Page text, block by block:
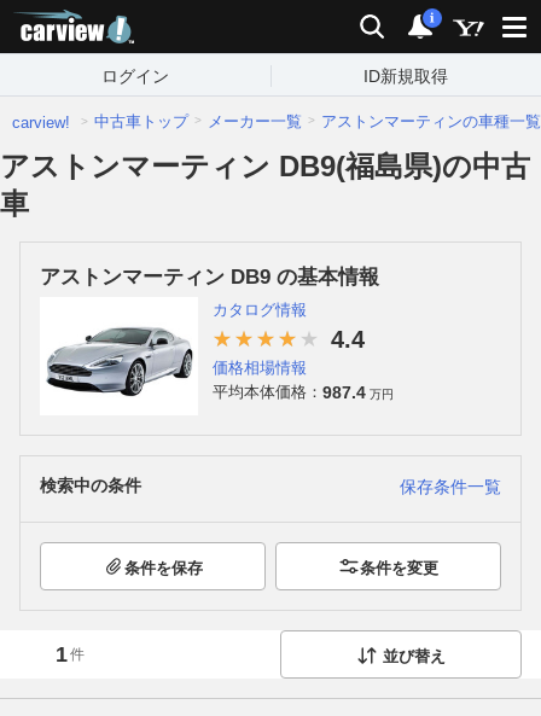
検索 通知
i
ログイン ID新規取得
carview! 中古車トップ メーカー一覧 アストンマーティンの車種一覧
アストンマーティン DB9(福島県)の中古
車
アストンマーティン DB9 の基本情報
カタログ情報
4.4
価格相場情報
平均本体価格： 987.4 万円
検索中の条件 保存条件一覧
条件を保存 条件を変更
1件 並び替え